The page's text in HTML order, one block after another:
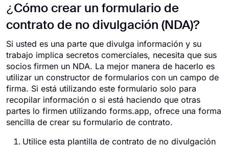
¿Cómo crear un formulario de
contrato de no divulgación (NDA)?
Si usted es una parte que divulga información y su
trabajo implica secretos comerciales, necesita que sus
socios firmen un NDA. La mejor manera de hacerlo es
utilizar un constructor de formularios con un campo de
firma. Si está utilizando este formulario solo para
recopilar información o si está haciendo que otras
partes lo firmen utilizando forms.app, ofrece una forma
sencilla de crear su formulario de contrato.
Utilice esta plantilla de contrato de no divulgación